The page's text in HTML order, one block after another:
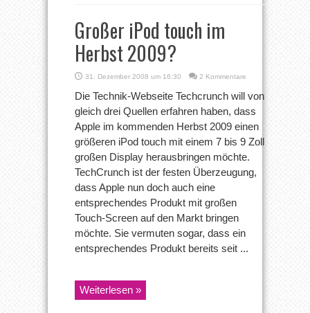
Großer iPod touch im
Herbst 2009?
31. Dezember 2008 um 16:30 2 Kommentare
Die Technik-Webseite Techcrunch will von
gleich drei Quellen erfahren haben, dass
Apple im kommenden Herbst 2009 einen
größeren iPod touch mit einem 7 bis 9 Zoll
großen Display herausbringen möchte.
TechCrunch ist der festen Überzeugung,
dass Apple nun doch auch eine
entsprechendes Produkt mit großen
Touch-Screen auf den Markt bringen
möchte. Sie vermuten sogar, dass ein
entsprechendes Produkt bereits seit ...
Weiterlesen »